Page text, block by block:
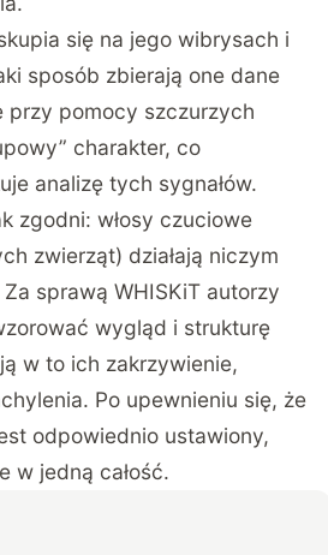
się na jego wibrysach i
sposób zbierają one dane
przy pomocy szczurzych
charakter, co
analizę tych sygnałów.
zgodni: włosy czuciowe
zwierząt) działają niczym
sprawą WHISKiT autorzy
wygląd i strukturę
w to ich zakrzywienie,
Po upewnieniu się, że
odpowiednio ustawiony,
w jedną całość.